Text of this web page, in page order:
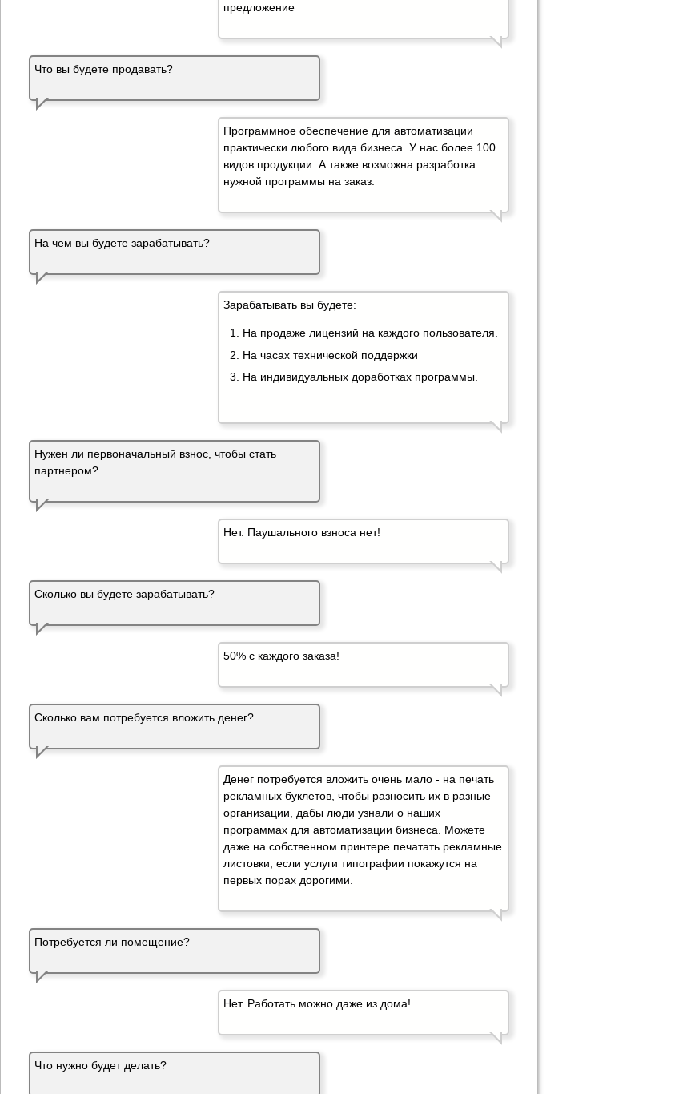
предложение
Что вы будете продавать?
Программное обеспечение для автоматизации
практически любого вида бизнеса. У нас более 100
видов продукции. А также возможна разработка
нужной программы на заказ.
На чем вы будете зарабатывать?
Зарабатывать вы будете:
На продаже лицензий на каждого пользователя.
На часах технической поддержки
На индивидуальных доработках программы.
Нужен ли первоначальный взнос, чтобы стать
партнером?
Нет. Паушального взноса нет!
Сколько вы будете зарабатывать?
50% с каждого заказа!
Сколько вам потребуется вложить денег?
Денег потребуется вложить очень мало - на печать
рекламных буклетов, чтобы разносить их в разные
организации, дабы люди узнали о наших
программах для автоматизации бизнеса. Можете
даже на собственном принтере печатать рекламные
листовки, если услуги типографии покажутся на
первых порах дорогими.
Потребуется ли помещение?
Нет. Работать можно даже из дома!
Что нужно будет делать?